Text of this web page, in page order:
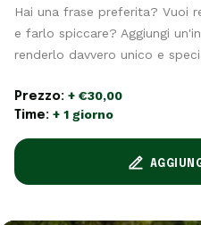
Hai una frase preferita? Vuoi
e farlo spiccare? Aggiungi
renderlo davvero unico e
Prezzo: + €30,00
Time: + 1 giorno